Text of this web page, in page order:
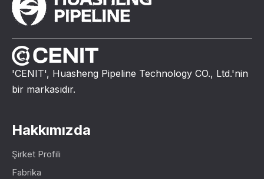
'CENIT', Huasheng Pipeline Technology CO., Ltd.'nin
bir markasıdır.
Hakkımızda
Şirket Profili
Fabrika